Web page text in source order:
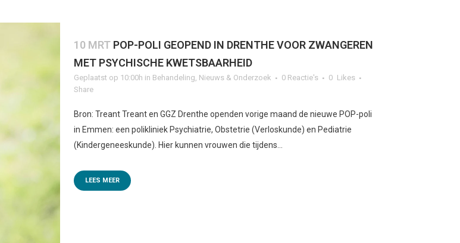
10 MRT POP-POLI GEOPEND IN DRENTHE VOOR ZWANGEREN
MET PSYCHISCHE KWETSBAARHEID
Geplaatst op 10:00h in Behandeling, Nieuws & Onderzoek 0 Reactie's 0 Likes
Share
Bron: Treant Treant en GGZ Drenthe openden vorige maand de nieuwe POP-poli
in Emmen: een polikliniek Psychiatrie, Obstetrie (Verloskunde) en Pediatrie
(Kindergeneeskunde). Hier kunnen vrouwen die tijdens...
LEES MEER